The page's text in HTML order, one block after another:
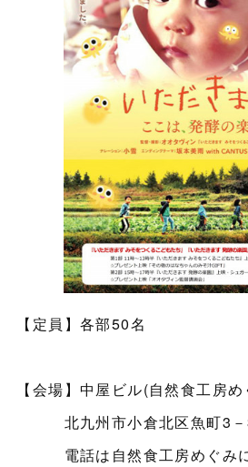
【定員】各部50名
【会場】中屋ビル(自然食工房め
北九州市小倉北区魚町3－
電話は自然食工房めぐみに